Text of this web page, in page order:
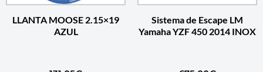
LLANTA MOOSE 2.15×19
AZUL
Sistema de Escape LM
Yamaha YZF 450 2014 INOX